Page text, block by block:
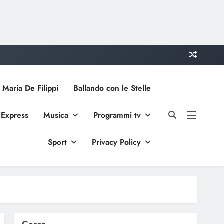
De Filippi Ballando con le Stelle
Musica Programmi tv
Sport Privacy Policy